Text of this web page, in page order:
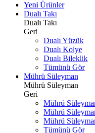
Yeni Ürünler
Dualı Takı
Dualı Takı
Geri
Dualı Yüzük
Dualı Kolye
Dualı Bileklik
Tümünü Gör
Mührü Süleyman
Mührü Süleyman
Geri
Mührü
Mührü
Mührü
Tümünü Gör